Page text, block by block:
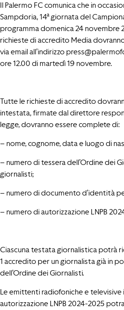
Il Palermo FC comunica che in
Sampdoria, 14ª giornata del
programma domenica 24 novembre
richieste di accredito Media
via email all’indirizzo
ore 12.00 di martedì 19 novembre.
Tutte le richieste di accredito
intestata, firmate dal direttore
legge, dovranno essere complete di:
– nome, cognome, data e luogo di
– numero di tessera dell’Ordine dei
giornalisti;
– numero di documento d’identità
– numero di autorizzazione LNPB
Ciascuna testata giornalistica potrà
1 accredito per un giornalista già in
dell’Ordine dei Giornalisti.
Le emittenti radiofoniche e televisive
autorizzazione LNPB 2024-2025